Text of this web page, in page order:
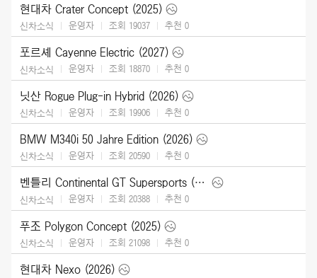
현대차 Crater Concept (2025)
신차소식 운영자 조회 19037 추천 0
포르셰 Cayenne Electric (2027)
신차소식 운영자 조회 18870 추천 0
닛산 Rogue Plug-in Hybrid (2026)
신차소식 운영자 조회 19906 추천 0
BMW M340i 50 Jahre Edition (2026)
신차소식 운영자 조회 20590 추천 0
벤틀리 Continental GT Supersports (2027)
신차소식 운영자 조회 20388 추천 0
푸조 Polygon Concept (2025)
신차소식 운영자 조회 21098 추천 0
현대차 Nexo (2026)